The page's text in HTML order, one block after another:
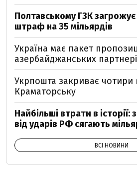
Полтавському ГЗК
штраф на 35 мільярдів
Україна має пакет
азербайджанських
Укрпошта закриває чотири
Краматорську
Найбільші втрати в
від ударів РФ сягають
ВСІ НОВИНИ